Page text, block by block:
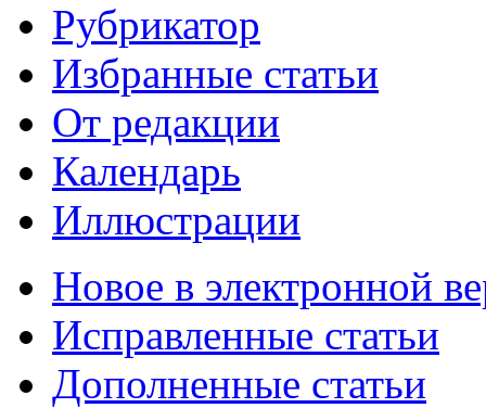
Рубрикатор
Избранные статьи
От редакции
Календарь
Иллюстрации
Новое в электронной
Исправленные статьи
Дополненные статьи